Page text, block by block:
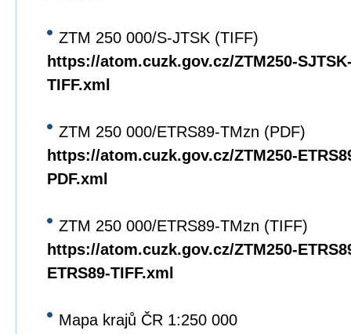
ZTM 250 000/S-JTSK (TIFF)
https://atom.cuzk.gov.cz/ZTM250-
TIFF.xml
ZTM 250 000/ETRS89-TMzn (PDF)
https://atom.cuzk.gov.cz/ZTM250-
PDF.xml
ZTM 250 000/ETRS89-TMzn (TIFF)
https://atom.cuzk.gov.cz/ZTM250-
ETRS89-TIFF.xml
Mapa krajů ČR 1:250 000